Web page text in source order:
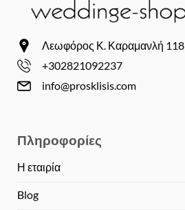
Λεωφόρος Κ. Καραμανλή 118
+302821092237
info@prosklisis.com
Πληροφορίες
Η εταιρία
Blog